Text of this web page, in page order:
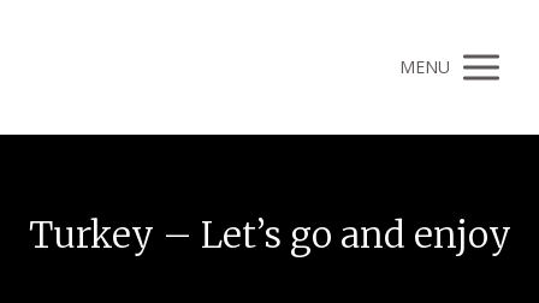
MENU
Turkey – Let’s go and enjoy